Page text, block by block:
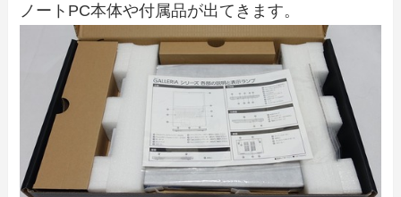
ノートPC本体や付属品が出てきます。